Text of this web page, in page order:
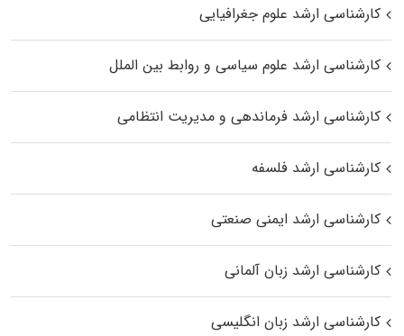
کارشناسی ارشد علوم جغرافیایی
کارشناسی ارشد علوم سیاسی و روابط بین الملل
کارشناسی ارشد فرماندهی و مدیریت انتظامی
کارشناسی ارشد فلسفه
کارشناسی ارشد ایمنی صنعتی
کارشناسی ارشد زبان آلمانی
کارشناسی ارشد زبان انگلیسی